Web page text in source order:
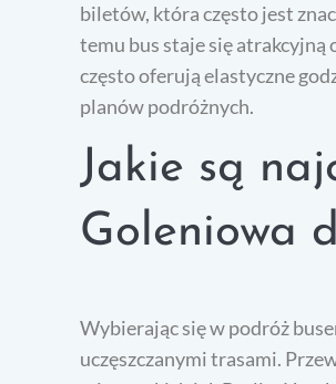
biletów, która często jest
temu bus staje się atrakcyjną
często oferują elastyczne
planów podróżnych.
Jakie są
Goleniowa
Wybierając się w podróż
uczęszczanymi trasami.